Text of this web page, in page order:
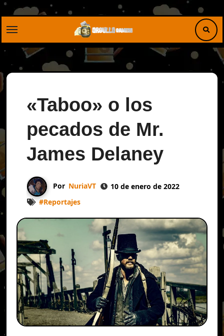
Saltar
«Taboo» o los
pecados de Mr.
James Delaney
Por NuriaVT
10 de enero de 2022
#Reportajes